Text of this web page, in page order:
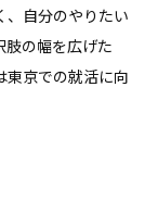
、自分のやりたい
肢の幅を広げた
東京での就活に向